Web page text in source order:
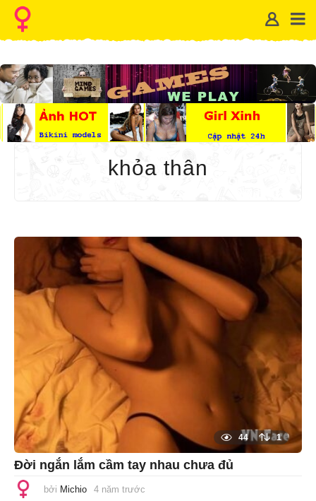
khỏa thân
44 1
Đời ngắn lắm cầm tay nhau chưa đủ
bởi Michio 4 năm trước